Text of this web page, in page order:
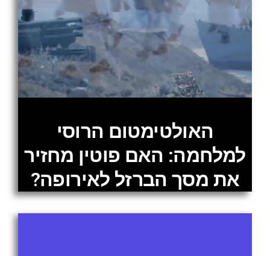
האולטימטום הרוסי
למלחמה: האם פוטין מחזיר
את מסך הברזל לאירופה?